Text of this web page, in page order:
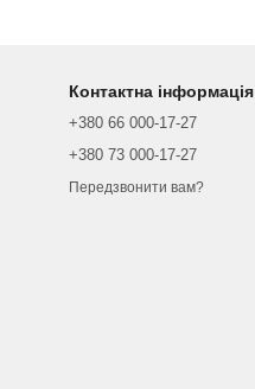
Контактна інформація
+380 66 000-17-27
+380 73 000-17-27
Передзвонити вам?